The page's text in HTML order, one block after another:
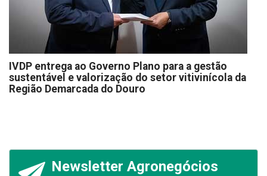
IVDP entrega ao Governo Plano para a gestão
sustentável e valorização do setor vitivinícola da
Região Demarcada do Douro
Newsletter Agronegócios